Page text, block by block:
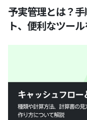
予実管理とは？
ト、便利なツー